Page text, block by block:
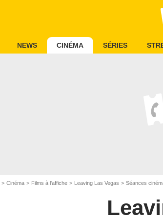
NEWS CINÉMA SÉRIES
Cinéma Films à l'affiche Leaving Las Vegas Séances